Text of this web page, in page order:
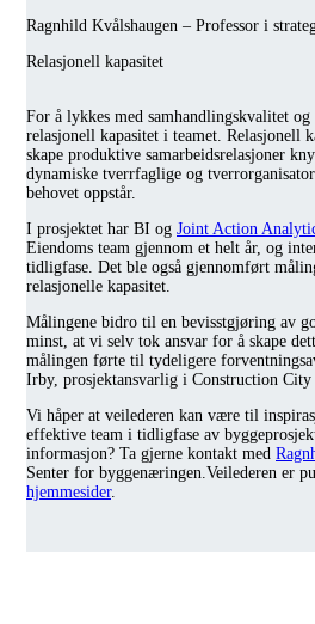
Ragnhild Kvålshaugen – Professor i
Relasjonell kapasitet
For å lykkes med samhandlingskvalitet
relasjonell kapasitet i teamet. Relasjonell
skape produktive samarbeidsrelasjoner
dynamiske tverrfaglige og
behovet oppstår.
I prosjektet har BI og Joint Action
Eiendoms team gjennom et helt år, og
tidligfase. Det ble også gjennomført
relasjonelle kapasitet.
Målingene bidro til en bevisstgjøring av
minst, at vi selv tok ansvar for å skape
målingen førte til tydeligere
Irby, prosjektansvarlig i Construction City
Vi håper at veilederen kan være til
effektive team i tidligfase av
informasjon? Ta gjerne kontakt med
Senter for byggenæringen.Veilederen er
hjemmesider.